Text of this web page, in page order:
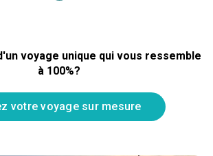
voyage unique qui vous ressemble
à 100%?
votre voyage sur mesure